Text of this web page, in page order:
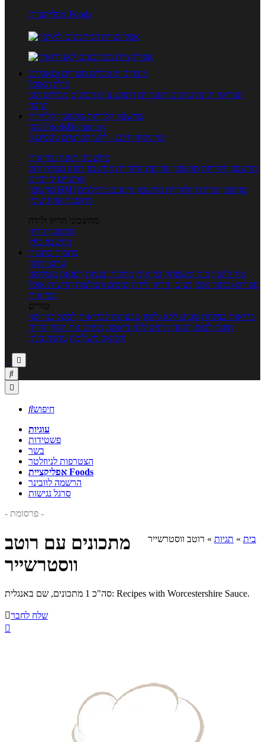
אפליקציית Foods
מוצרים ומאכלים מוצרים ומאכלים
מילון האוכל
תפריטי תזונה ערכים תזונתיים חיפוש ע"פ רכיבים מכילים הכי
הרבה
מחשבון קלוריות מחשבון קלוריות
מנוי FoodsDictionary
5 ימי ניסיון חינם - לחצו לפרטים נוספים
מחשבוני תזונה ובריאות
מחשבון קלוריות מחשבון שריפת קלוריות מחשבון דופק מטרה יחס
מותניים לירכיים
מחשבון BMI
מחשבון צריכת קלוריות מחשבון מינונים מומלצים
מחשבון אחוז שומן
מחשבוני הריון ולידה
מחשבון הריון
מחשבון ביוץ
כתבות כתבות
ערוצי תוכן
איך להכין בית ומשפחה בריאות מחלות ובעיות רפואה משלימה
ספורט וכושר גופני נשים, הריון ולידה טיפים והמלצות חדשות אוכל
ובריאות
טורים
בריאות בצלחת טעים ללא גלוטן טבעונות לבריאות לבשל כמו שף
תזונה לבטן רגועה מרזים ללא דיאטה מזיזים את הגוף הרזיה
ורפואה משלימה גורמה ביתי



חיפוש
עוגיות
פשטידות
בשר
הצטרפות לניוזלטר
אפליקציית Foods
הרשמה לוובינר
סרגל נגישות
- פרסומת -
בית » תגיות » רוטב ווסטרשייר
מתכונים עם רוטב
ווסטרשייר
סה"כ 1 מתכונים, שם באנגלית: Recipes with Worcestershire Sauce.
שלח לחבר
